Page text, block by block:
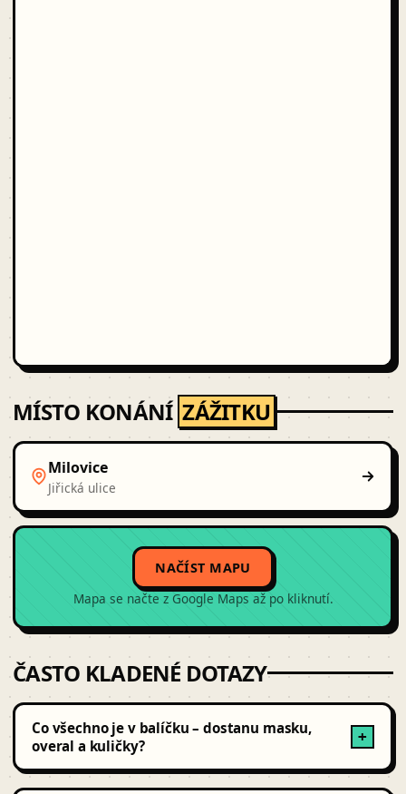
MÍSTO KONÁNÍ ZÁŽITKU
Milovice
Jiřická ulice
NAČÍST MAPU
Mapa se načte z Google Maps až po kliknutí.
ČASTO KLADENÉ DOTAZY
Co všechno je v balíčku – dostanu masku,
overal a kuličky?
+